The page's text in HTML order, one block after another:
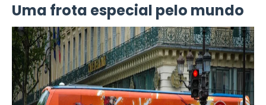
Uma frota especial pelo mundo